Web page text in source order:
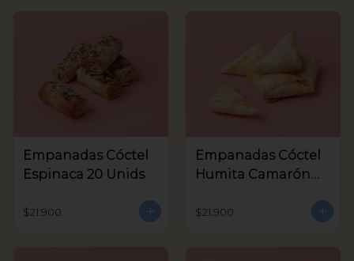
Empanadas Cóctel
Espinaca 20 Unids
$21.900
Empanadas Cóctel
Humita Camarón
$21.900